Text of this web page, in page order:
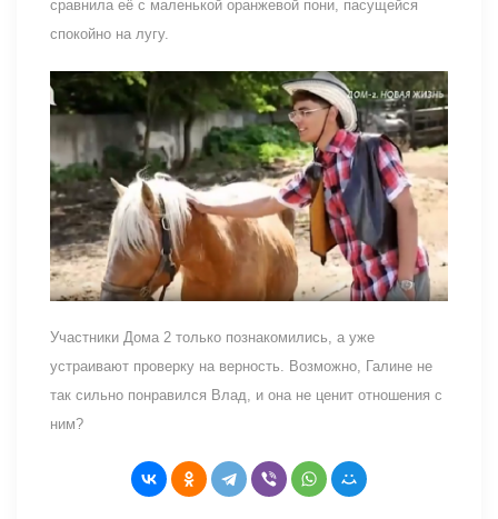
сравнила её с маленькой оранжевой пони, пасущейся
спокойно на лугу.
Участники Дома 2 только познакомились, а уже
устраивают проверку на верность. Возможно, Галине не
так сильно понравился Влад, и она не ценит отношения с
ним?